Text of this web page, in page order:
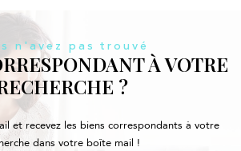
n'avez pas trouvé
À VOTRE
?
et recevez les biens correspondants à votre
dans votre boîte mail !